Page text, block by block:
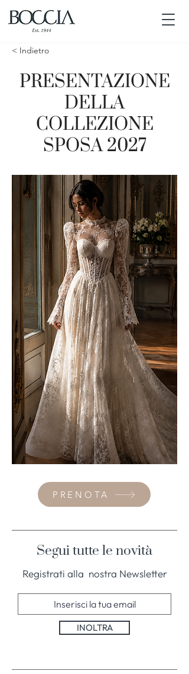
< Indietro
PRESENTAZIONE
DELLA
COLLEZIONE
SPOSA 2027
PRENOTA
Segui tutte le novità
Registrati alla nostra Newsletter
INOLTRA